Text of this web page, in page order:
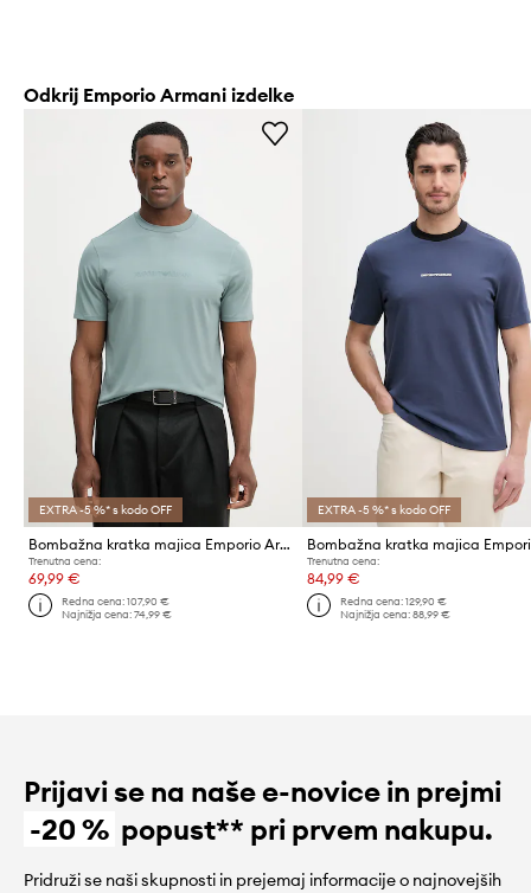
Odkrij Emporio Armani izdelke
EXTRA -5 %* s kodo OFF
Bombažna kratka majica Emporio Armani
Trenutna cena:
69,99 €
Redna cena:107,90 €
Najnižja cena:74,99 €
EXTRA -5 %* s kodo OFF
Trenutna cena:
84,99 €
Redna cena: 129,90 €
Najnižja cena: 88,99 €
Prijavi se na naše e-novice in prejmi
-20 % popust** pri prvem nakupu.
Pridruži se naši skupnosti in prejemaj informacije o najnovejših